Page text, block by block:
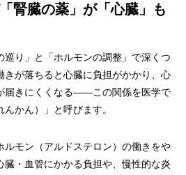
腎臓の薬」が「心臓」も
巡り」と「ホルモンの調整」で深くつ
きが落ちると心臓に負担がかかり、心
届きにくくなる――この関係を医学で
かん）」と呼びます。
ルモン（アルドステロン）の働きをや
臓・血管にかかる負担や、慢性的な炎